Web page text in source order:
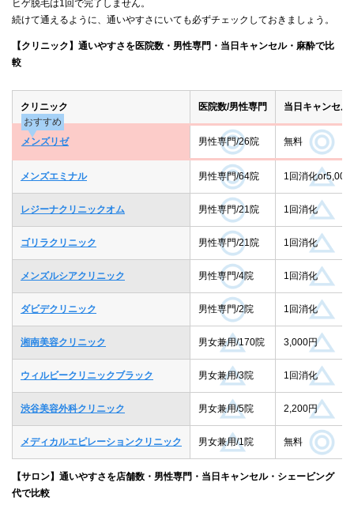
ヒゲ脱毛は1回で完了しません。
続けて通えるように、通いやすさにいても必ずチェックしておきましょう。
【クリニック】通いやすさを医院数・男性専門・当日キャンセル・麻酔で比
較
クリニック 医院数/男性専門
当日キャンセル
おすすめ
メンズリゼ
男性専門/26院 無料
メンズエミナル 男性専門/64院 1回消化or5,000
レジーナクリニックオム 男性専門/21院 1回消化
ゴリラクリニック 男性専門/21院 1回消化
メンズルシアクリニック 男性専門/4院 1回消化
ダビデクリニック 男性専門/2院 1回消化
湘南美容クリニック 男女兼用/170院 3,000円
ウィルビークリニックブラック 男女兼用/3院 1回消化
渋谷美容外科クリニック 男女兼用/5院 2,200円
メディカルエピレーションクリニック 男女兼用/1院 無料
【サロン】通いやすさを店舗数・男性専門・当日キャンセル・シェービング
代で比較